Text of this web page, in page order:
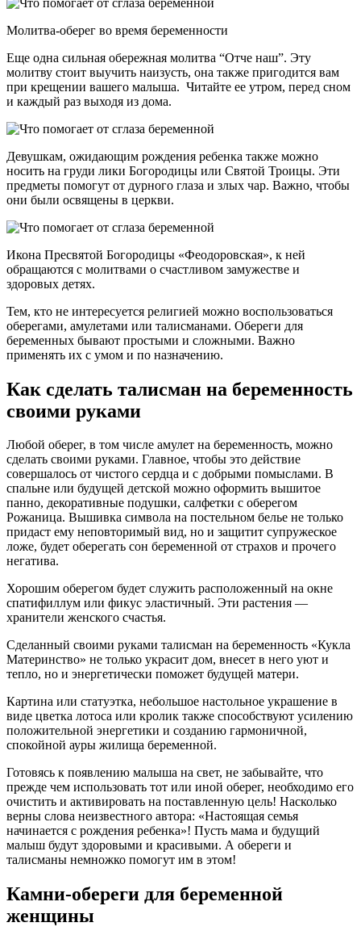
Молитва-оберег во время беременности
Еще одна сильная обережная молитва “Отче наш”. Эту
молитву стоит выучить наизусть, она также пригодится вам
при крещении вашего малыша. Читайте ее утром, перед сном
и каждый раз выходя из дома.
Девушкам, ожидающим рождения ребенка также можно
носить на груди лики Богородицы или Святой Троицы. Эти
предметы помогут от дурного глаза и злых чар. Важно, чтобы
они были освящены в церкви.
Икона Пресвятой Богородицы «Феодоровская», к ней
обращаются с молитвами о счастливом замужестве и
здоровых детях.
Тем, кто не интересуется религией можно воспользоваться
оберегами, амулетами или талисманами. Обереги для
беременных бывают простыми и сложными. Важно
применять их с умом и по назначению.
Как сделать талисман на беременность
своими руками
Любой оберег, в том числе амулет на беременность, можно
сделать своими руками. Главное, чтобы это действие
совершалось от чистого сердца и с добрыми помыслами. В
спальне или будущей детской можно оформить вышитое
панно, декоративные подушки, салфетки с оберегом
Рожаница. Вышивка символа на постельном белье не только
придаст ему неповторимый вид, но и защитит супружеское
ложе, будет оберегать сон беременной от страхов и прочего
негатива.
Хорошим оберегом будет служить расположенный на окне
спатифиллум или фикус эластичный. Эти растения —
хранители женского счастья.
Сделанный своими руками талисман на беременность «Кукла
Материнство» не только украсит дом, внесет в него уют и
тепло, но и энергетически поможет будущей матери.
Картина или статуэтка, небольшое настольное украшение в
виде цветка лотоса или кролик также способствуют усилению
положительной энергетики и созданию гармоничной,
спокойной ауры жилища беременной.
Готовясь к появлению малыша на свет, не забывайте, что
прежде чем использовать тот или иной оберег, необходимо его
очистить и активировать на поставленную цель! Насколько
верны слова неизвестного автора: «Настоящая семья
начинается с рождения ребенка»! Пусть мама и будущий
малыш будут здоровыми и красивыми. А обереги и
талисманы немножко помогут им в этом!
Камни-обереги для беременной
женщины